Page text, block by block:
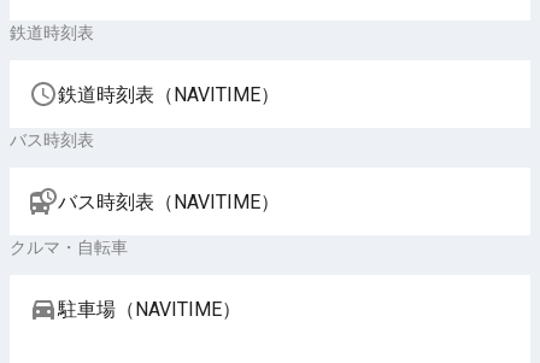
鉄道時刻表
鉄道時刻表（NAVITIME）
バス時刻表
バス時刻表（NAVITIME）
クルマ・自転車
駐車場（NAVITIME）